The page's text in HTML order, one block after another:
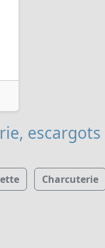
escargots
Charcuterie